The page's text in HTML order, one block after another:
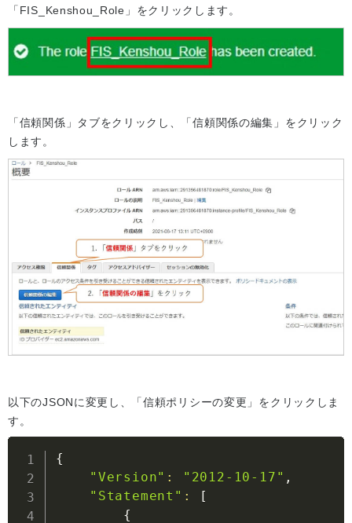
「FIS_Kenshou_Role」をクリックします。
「信頼関係」タブをクリックし、「信頼関係の編集」をクリック
します。
以下のJSONに変更し、「信頼ポリシーの変更」をクリックしま
す。
{
"Version" : "2012-10-17" ,
"Statement" :
[
{